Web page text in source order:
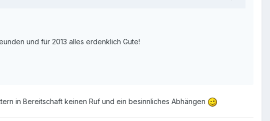
und für 2013 alles erdenklich Gute!
in Bereitschaft keinen Ruf und ein besinnliches Abhängen